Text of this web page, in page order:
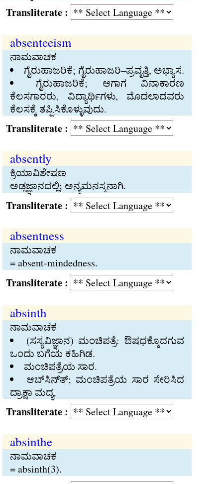
:
absenteeism
ನಾಮವಾಚಕ
ಗೈರುಹಾಜರಿಕೆ; ಗೈರುಹಾಜರಿ–ಪ್ರವೃತ್ತಿ, ಅಭ್ಯಾಸ.
ಗೈರುಹಾಜರಿಕೆ; ಆಗಾಗ ವಿನಾಕಾರಣ
ಕೆಲಸಗಾರರು, ವಿದ್ಯಾರ್ಥಿಗಳು, ಮೊದಲಾದವರು
ಕೆಲಸಕ್ಕೆ ತಪ್ಪಿಸಿಕೊಳ್ಳುವುದು.
:
absently
ಕ್ರಿಯಾವಿಶೇಷಣ
ಅಡ್ಡಜ್ಞಾನದಲ್ಲಿ; ಅನ್ಯಮನಸ್ಕನಾಗಿ.
:
absentness
ನಾಮವಾಚಕ
= absent-mindedness.
:
absinth
ನಾಮವಾಚಕ
(ಸಸ್ಯವಿಜ್ಞಾನ) ಮಂಚಿಪತ್ರೆ: ಔಷಧಕ್ಕೊದಗುವ
ಒಂದು ಬಗೆಯ ಕಹಿಗಿಡ.
ಮಂಚಿಪತ್ರೆಯ ಸಾರ.
ಆಬ್‍ಸಿನ್ತ್‍; ಮಂಚಿಪತ್ರೆಯ ಸಾರ ಸೇರಿಸಿದ
ದ್ರಾಕ್ಷಾ ಮದ್ಯ.
:
absinthe
ನಾಮವಾಚಕ
= absinth(3).